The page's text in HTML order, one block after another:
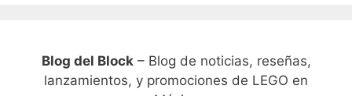
Blog del Block– Blog de noticias, reseñas,
lanzamientos, y promociones de LEGO en